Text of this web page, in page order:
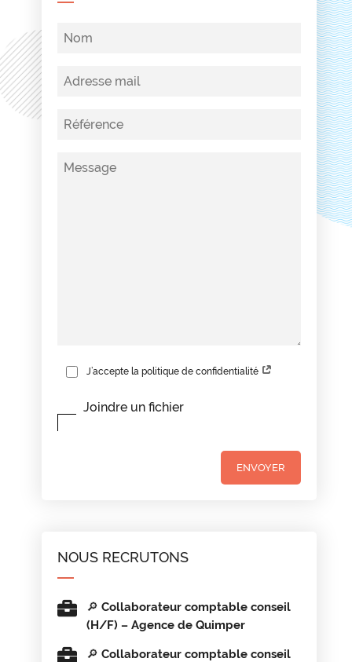
J’accepte la politique de confidentialité
Joindre un fichier
NOUS RECRUTONS
🔎 Collaborateur comptable conseil
(H/F) – Agence de Quimper
🔎 Collaborateur comptable conseil